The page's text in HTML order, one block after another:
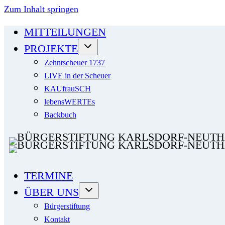
Zum Inhalt springen
MITTEILUNGEN
PROJEKTE
Zehntscheuer 1737
LIVE in der Scheuer
KAUfrauSCH
lebensWERTEs
Backbuch
TERMINE
ÜBER UNS
Bürgerstiftung
Kontakt